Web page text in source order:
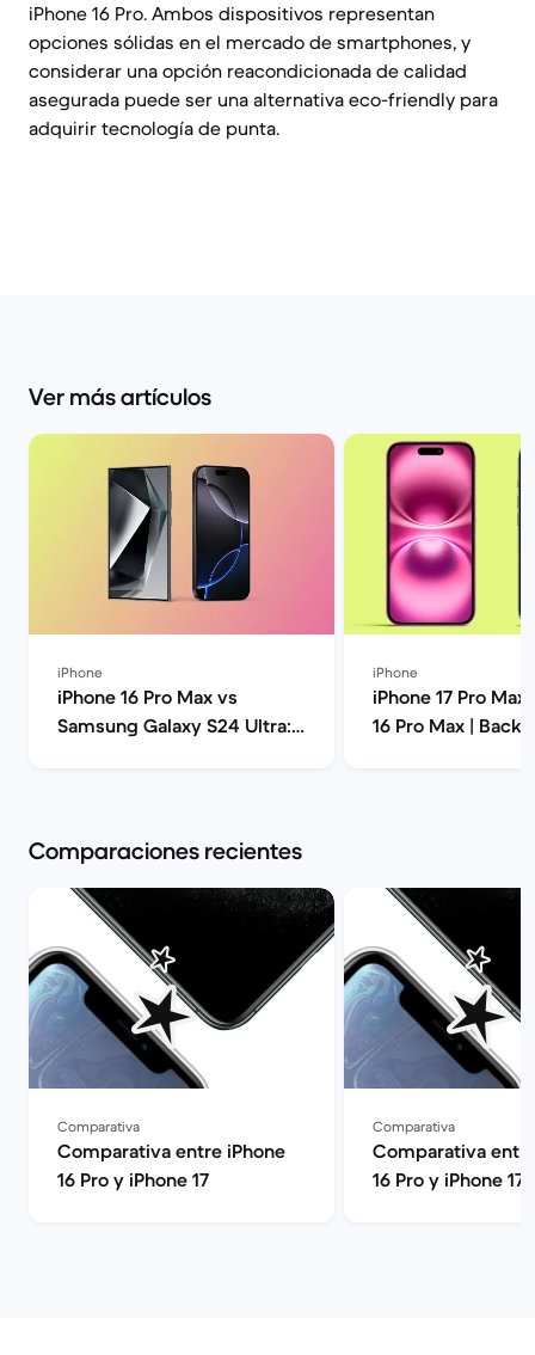
iPhone 16 Pro. Ambos dispositivos representan
opciones sólidas en el mercado de smartphones, y
considerar una opción reacondicionada de calidad
asegurada puede ser una alternativa eco-friendly para
adquirir tecnología de punta.
Ver más artículos
iPhone
iPhone 16 Pro Max vs
Samsung Galaxy S24 Ultra:
iPhone
iPhone 17 Pro
16 Pro Max | Back
Comparaciones recientes
Comparativa
Comparativa entre iPhone
16 Pro y iPhone 17
Comparativa
Comparativa
16 Pro y iPhone 17